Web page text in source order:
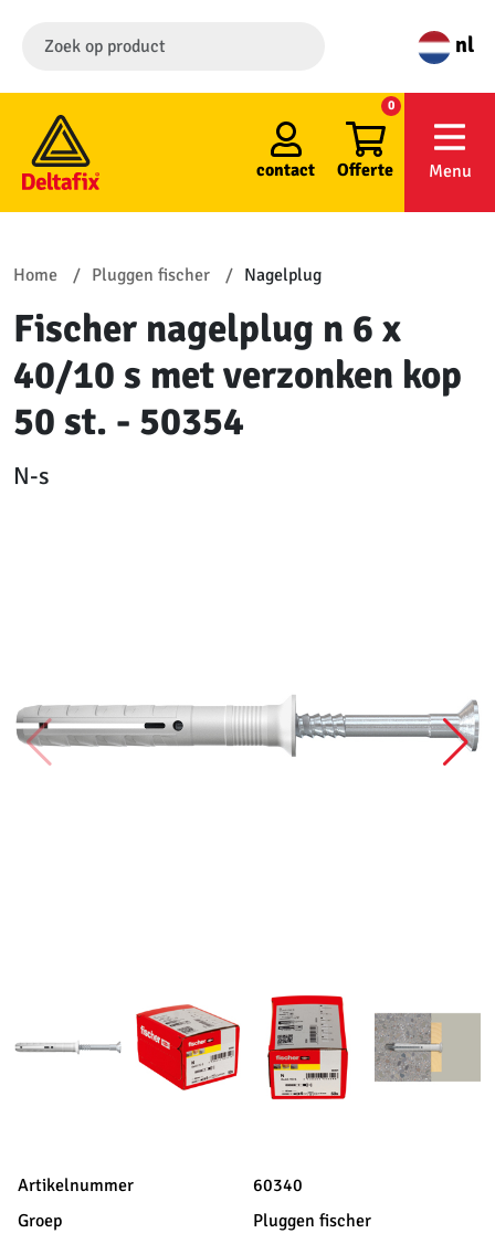
nl
contact Offerte
0
Menu
Home Pluggen fischer Nagelplug
Fischer nagelplug n 6 x
40/10 s met verzonken kop
50 st. - 50354
N-s
Artikelnummer
60340
Groep
Pluggen fischer